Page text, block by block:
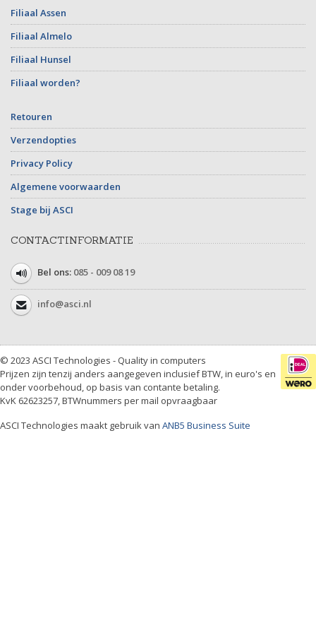
Filiaal Assen
Filiaal Almelo
Filiaal Hunsel
Filiaal worden?
Retouren
Verzendopties
Privacy Policy
Algemene voorwaarden
Stage bij ASCI
CONTACTINFORMATIE
Bel ons: 085 - 009 08 19
info@asci.nl
© 2023 ASCI Technologies - Quality in computers
Prijzen zijn tenzij anders aangegeven inclusief BTW, in euro's en
onder voorbehoud, op basis van contante betaling.
KvK 62623257, BTWnummers per mail opvraagbaar
ASCI Technologies maakt gebruik van ANB5 Business Suite